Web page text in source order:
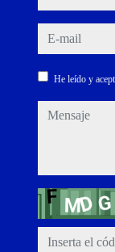
e-mail
He leído y
mensaje
Captcha